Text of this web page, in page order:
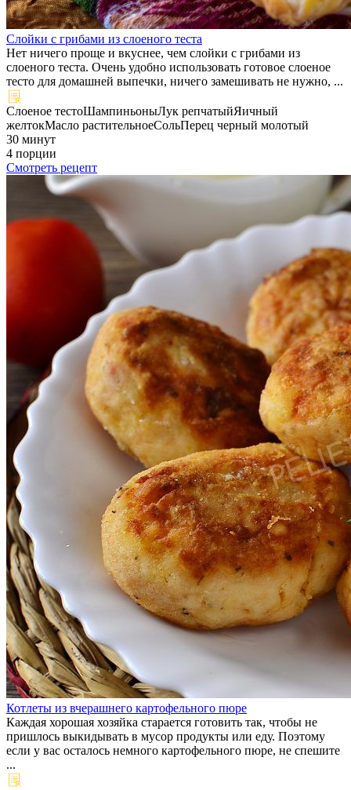
Слойки с грибами из слоеного теста
Нет ничего проще и вкуснее, чем слойки с грибами из
слоеного теста. Очень удобно использовать готовое слоеное
тесто для домашней выпечки, ничего замешивать не нужно, ...
Слоеное тестоШампиньоныЛук репчатыйЯичный
желтокМасло растительноеСольПерец черный молотый
30 минут
4 порции
Смотреть рецепт
Котлеты из вчерашнего картофельного пюре
Каждая хорошая хозяйка старается готовить так, чтобы не
пришлось выкидывать в мусор продукты или еду. Поэтому
если у вас осталось немного картофельного пюре, не спешите
...